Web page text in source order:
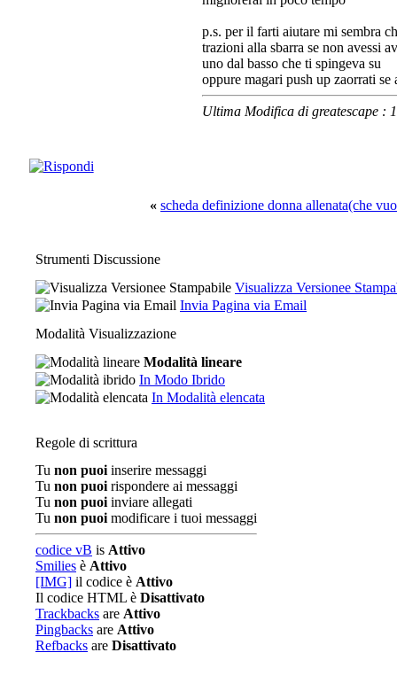
p.s. per il farti aiutare mi sembra
trazioni alla sbarra se non avessi
uno dal basso che ti spingeva su
oppure magari push up zaorrati
Ultima Modifica di greatescape :
« scheda definizione donna allenata(che
Strumenti Discussione
Visualizza Versionee
Invia Pagina via Email
Modalità Visualizzazione
Modalità lineare
In Modo Ibrido
In Modalità elencata
Regole di scrittura
Tu non puoi inserire messaggi
Tu non puoi rispondere ai messaggi
Tu non puoi inviare allegati
Tu non puoi modificare i tuoi messaggi
codice vB is Attivo
Smilies è Attivo
[IMG] il codice è Attivo
Il codice HTML è Disattivato
Trackbacks are Attivo
Pingbacks are Attivo
Refbacks are Disattivato